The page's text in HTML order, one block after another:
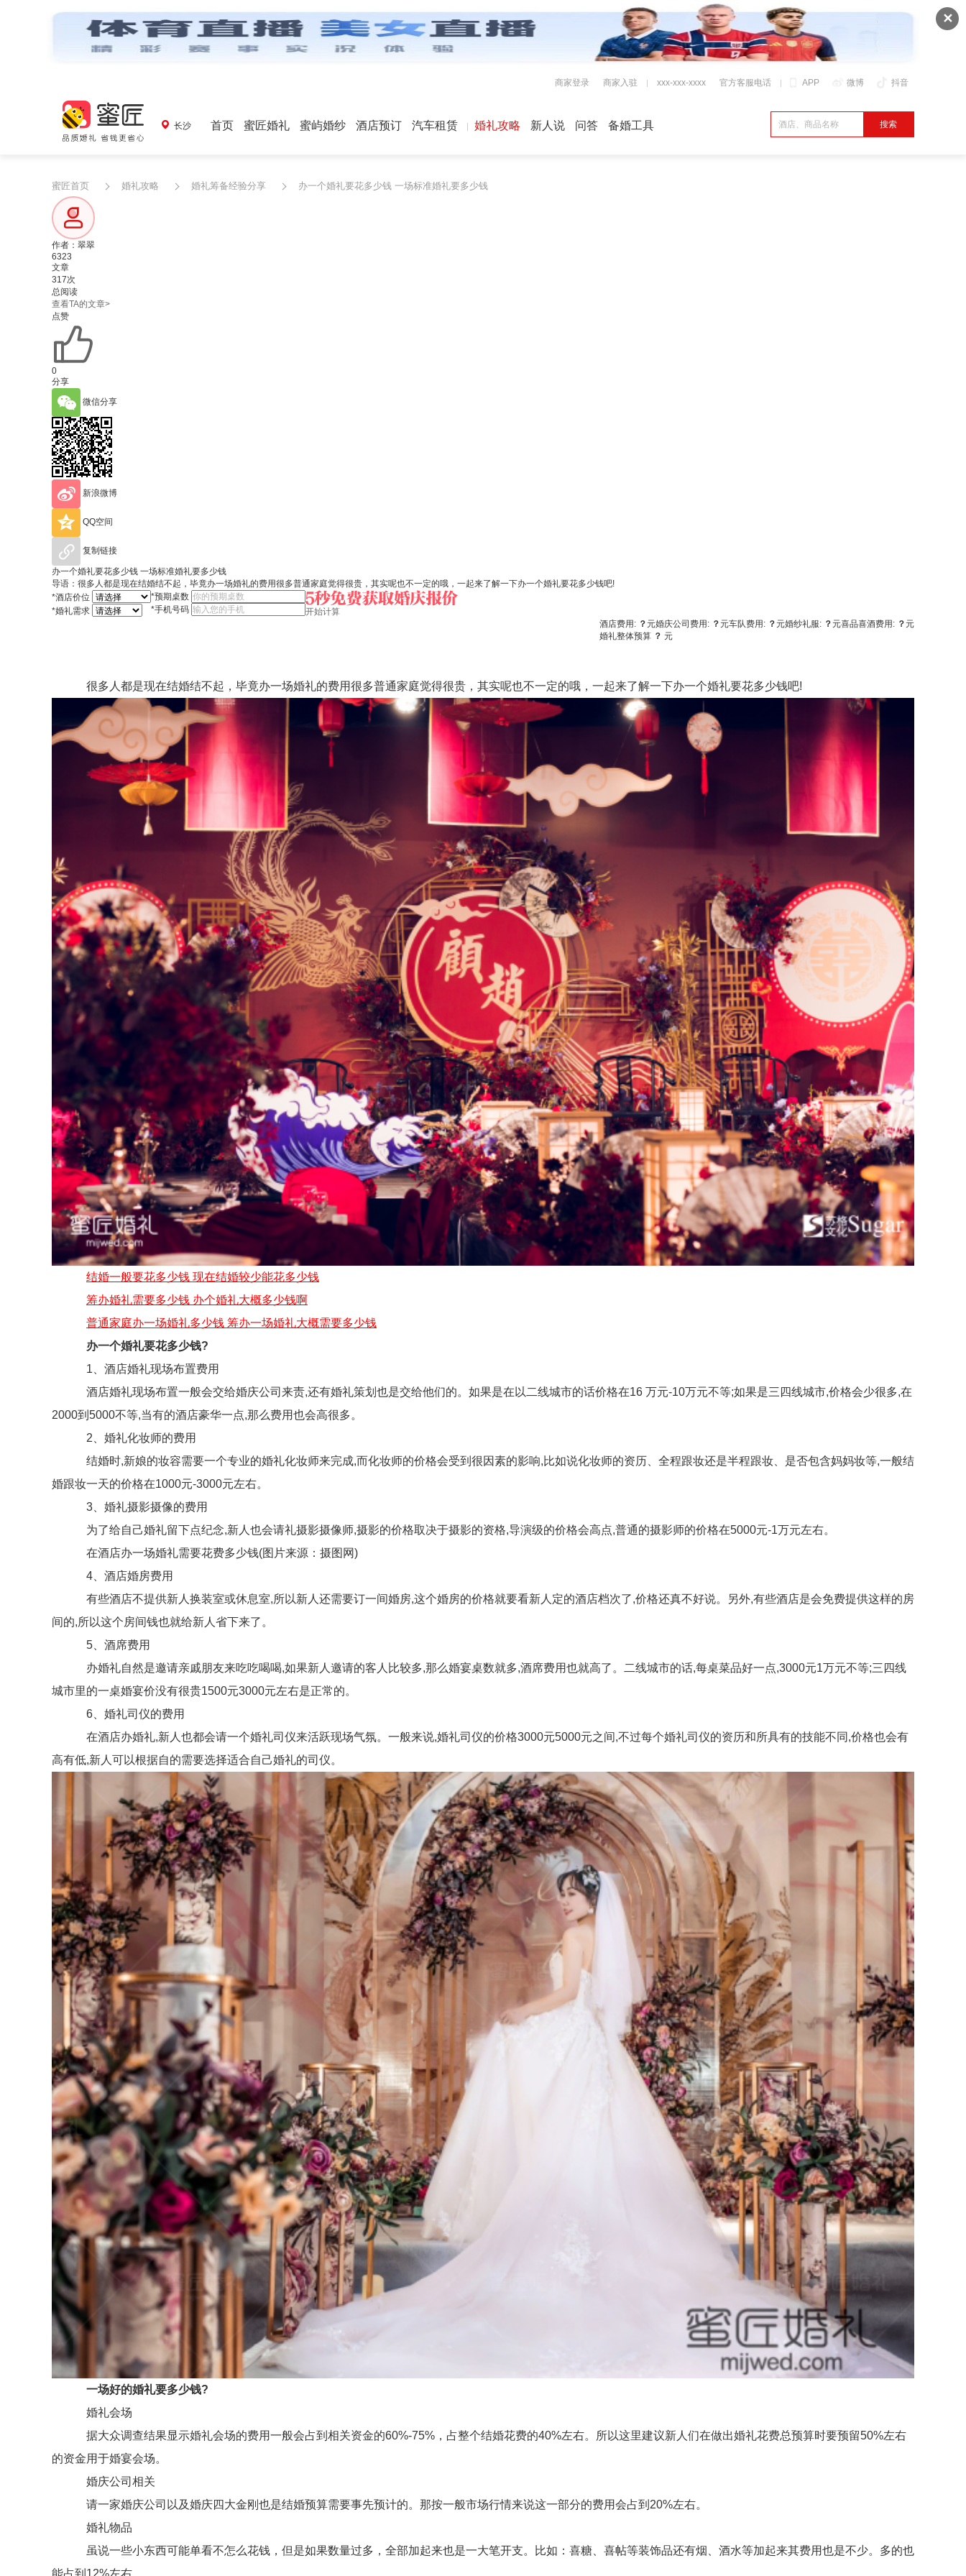
✕
APP 微博 抖音
商家登录 商家入驻 xxx-xxx-xxxx 官方客服电话
长沙 首页 蜜匠婚礼 蜜屿婚纱 酒店预订 汽车租赁 婚礼攻略 新人说 问答 备婚工具
蜜匠首页 婚礼攻略 婚礼筹备经验分享 办一个婚礼要花多少钱 一场标准婚礼要多少钱
作者：翠翠
6323
文章
317次
总阅读
查看TA的文章>
点赞
0
分享
微信分享
新浪微博
QQ空间
复制链接
办一个婚礼要花多少钱 一场标准婚礼要多少钱
导语：很多人都是现在结婚结不起，毕竟办一场婚礼的费用很多普通家庭觉得很贵，其实呢也不一定的哦，一起来了解一下办一个婚礼要花多少钱吧!
*酒店价位
*婚礼需求
*预期桌数
*手机号码
开始计算
酒店费用: ？元婚庆公司费用: ？元车队费用: ？元婚纱礼服: ？元喜品喜酒费用: ？元
婚礼整体预算 ？ 元
很多人都是现在结婚结不起，毕竟办一场婚礼的费用很多普通家庭觉得很贵，其实呢也不一定的哦，一起来了解一下办一个婚礼要花多少钱吧!
结婚一般要花多少钱 现在结婚较少能花多少钱
筹办婚礼需要多少钱 办个婚礼大概多少钱啊
普通家庭办一场婚礼多少钱 筹办一场婚礼大概需要多少钱
办一个婚礼要花多少钱?
1、酒店婚礼现场布置费用
酒店婚礼现场布置一般会交给婚庆公司来责,还有婚礼策划也是交给他们的。如果是在以二线城市的话价格在16 万元-10万元不等;如果是三四线城市,价格会少很多,在
2000到5000不等,当有的酒店豪华一点,那么费用也会高很多。
2、婚礼化妆师的费用
结婚时,新娘的妆容需要一个专业的婚礼化妆师来完成,而化妆师的价格会受到很因素的影响,比如说化妆师的资历、全程跟妆还是半程跟妆、是否包含妈妈妆等,一般结
婚跟妆一天的价格在1000元-3000元左右。
3、婚礼摄影摄像的费用
为了给自己婚礼留下点纪念,新人也会请礼摄影摄像师,摄影的价格取决于摄影的资格,导演级的价格会高点,普通的摄影师的价格在5000元-1万元左右。
在酒店办一场婚礼需要花费多少钱(图片来源：摄图网)
4、酒店婚房费用
有些酒店不提供新人换装室或休息室,所以新人还需要订一间婚房,这个婚房的价格就要看新人定的酒店档次了,价格还真不好说。另外,有些酒店是会免费提供这样的房
间的,所以这个房间钱也就给新人省下来了。
5、酒席费用
办婚礼自然是邀请亲戚朋友来吃吃喝喝,如果新人邀请的客人比较多,那么婚宴桌数就多,酒席费用也就高了。二线城市的话,每桌菜品好一点,3000元1万元不等;三四线
城市里的一桌婚宴价没有很贵1500元3000元左右是正常的。
6、婚礼司仪的费用
在酒店办婚礼,新人也都会请一个婚礼司仪来活跃现场气氛。一般来说,婚礼司仪的价格3000元5000元之间,不过每个婚礼司仪的资历和所具有的技能不同,价格也会有
高有低,新人可以根据自的需要选择适合自己婚礼的司仪。
一场好的婚礼要多少钱?
婚礼会场
据大众调查结果显示婚礼会场的费用一般会占到相关资金的60%-75%，占整个结婚花费的40%左右。所以这里建议新人们在做出婚礼花费总预算时要预留50%左右
的资金用于婚宴会场。
婚庆公司相关
请一家婚庆公司以及婚庆四大金刚也是结婚预算需要事先预计的。那按一般市场行情来说这一部分的费用会占到20%左右。
婚礼物品
虽说一些小东西可能单看不怎么花钱，但是如果数量过多，全部加起来也是一大笔开支。比如：喜糖、喜帖等装饰品还有烟、酒水等加起来其费用也是不少。多的也
能占到12%左右。